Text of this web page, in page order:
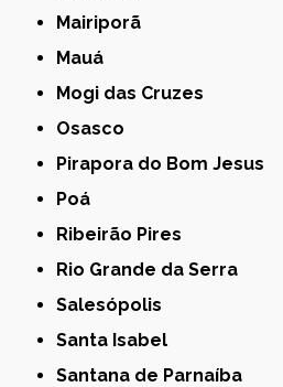
Mairiporã
Mauá
Mogi das Cruzes
Osasco
Pirapora do Bom Jesus
Poá
Ribeirão Pires
Rio Grande da Serra
Salesópolis
Santa Isabel
Santana de Parnaíba